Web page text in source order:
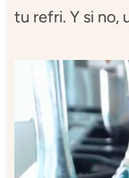
tu refri. Y si no,